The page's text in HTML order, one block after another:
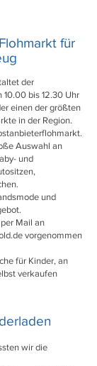
für
der
10.00 bis 12.30 Uhr
einen der größten
in der Region.
Auswahl an
und
und
Mail an
vorgenommen
für Kinder, an
verkaufen
wir die